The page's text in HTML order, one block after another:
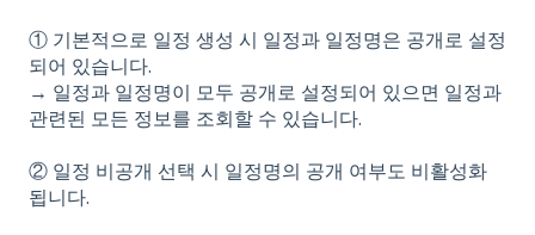
① 기본적으로 일정 생성 시 일정과 일정명은 공개로 설정
되어 있습니다.
→ 일정과 일정명이 모두 공개로 설정되어 있으면 일정과
관련된 모든 정보를 조회할 수 있습니다.
② 일정 비공개 선택 시 일정명의 공개 여부도 비활성화
됩니다.